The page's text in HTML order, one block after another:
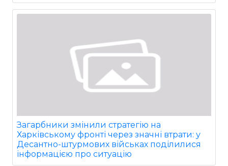
Загарбники змінили стратегію на
Харківському фронті через значні втрати: у
Десантно-штурмових військах поділилися
інформацією про ситуацію